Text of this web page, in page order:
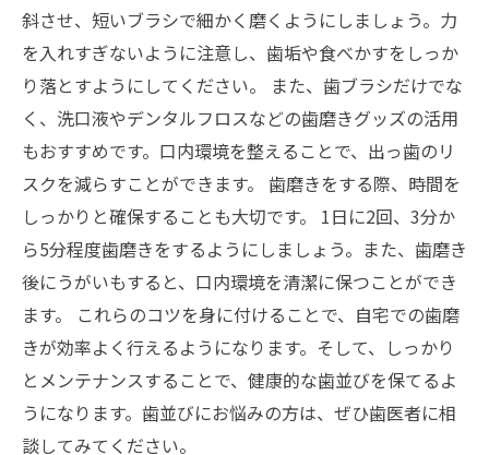
斜させ、短いブラシで細かく磨くようにしましょう。力
を入れすぎないように注意し、歯垢や食べかすをしっか
り落とすようにしてください。 また、歯ブラシだけでな
く、洗口液やデンタルフロスなどの歯磨きグッズの活用
もおすすめです。口内環境を整えることで、出っ歯のリ
スクを減らすことができます。 歯磨きをする際、時間を
しっかりと確保することも大切です。 1日に2回、3分か
ら5分程度歯磨きをするようにしましょう。また、歯磨き
後にうがいもすると、口内環境を清潔に保つことができ
ます。 これらのコツを身に付けることで、自宅での歯磨
きが効率よく行えるようになります。そして、しっかり
とメンテナンスすることで、健康的な歯並びを保てるよ
うになります。歯並びにお悩みの方は、ぜひ歯医者に相
談してみてください。